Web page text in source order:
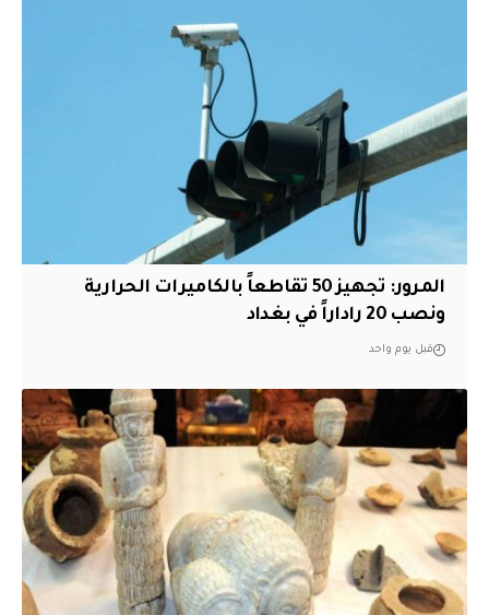
المرور: تجهيز 50 تقاطعاً بالكاميرات الحرارية
ونصب 20 راداراً في بغداد
قبل يوم واحد